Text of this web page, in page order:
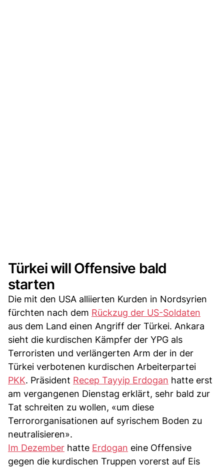
Türkei will Offensive bald
starten
Die mit den USA alliierten Kurden in Nordsyrien
fürchten nach dem Rückzug der US-Soldaten
aus dem Land einen Angriff der Türkei. Ankara
sieht die kurdischen Kämpfer der YPG als
Terroristen und verlängerten Arm der in der
Türkei verbotenen kurdischen Arbeiterpartei
PKK. Präsident Recep Tayyip Erdogan hatte erst
am vergangenen Dienstag erklärt, sehr bald zur
Tat schreiten zu wollen, «um diese
Terrororganisationen auf syrischem Boden zu
neutralisieren».
Im Dezember hatte Erdogan eine Offensive
gegen die kurdischen Truppen vorerst auf Eis